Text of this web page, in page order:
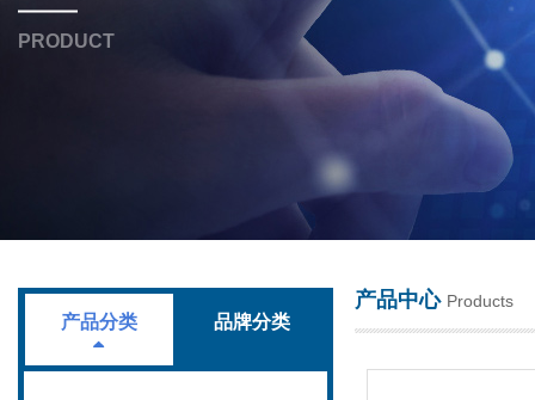
PRODUCT
产品分类 品牌分类
产品中心 Products